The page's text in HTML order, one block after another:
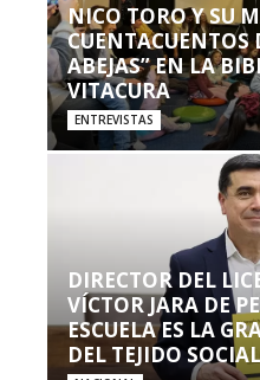
NICO TORO Y SU
CUENTACUENTOS
ABEJAS” EN LA
VITACURA
ENTREVISTAS
DIRECTOR DEL
VÍCTOR JARA DE
ESCUELA ES LA
DEL TEJIDO